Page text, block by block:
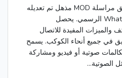
GM WhatsApp APK هو تطبيق مراسلة MOD مذهل تم تعديله
من برنامج WhatsApp messenger الرسمي. يحصل
المفيدة للاتصال
في جميع أنحاء الكوكب. يسمح
صوتية أو فيديو ومشاركة
الصوتية...